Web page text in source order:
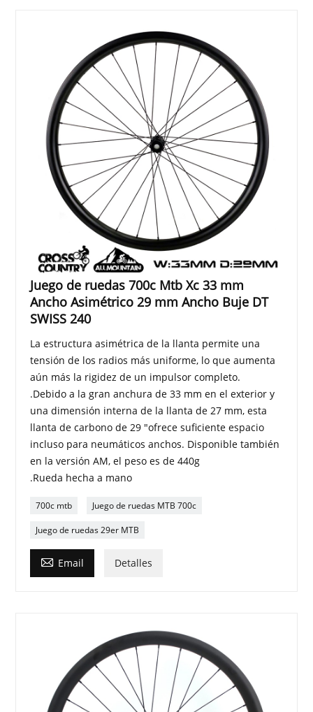
Juego de ruedas 700c Mtb Xc 33 mm
Ancho Asimétrico 29 mm Ancho Buje DT
SWISS 240
La estructura asimétrica de la llanta permite una
tensión de los radios más uniforme, lo que aumenta
aún más la rigidez de un impulsor completo.
.Debido a la gran anchura de 33 mm en el exterior y
una dimensión interna de la llanta de 27 mm, esta
llanta de carbono de 29 "ofrece suficiente espacio
incluso para neumáticos anchos. Disponible también
en la versión AM, el peso es de 440g
.Rueda hecha a mano
700c mtb Juego de ruedas MTB 700c
Juego de ruedas 29er MTB
 Email Detalles